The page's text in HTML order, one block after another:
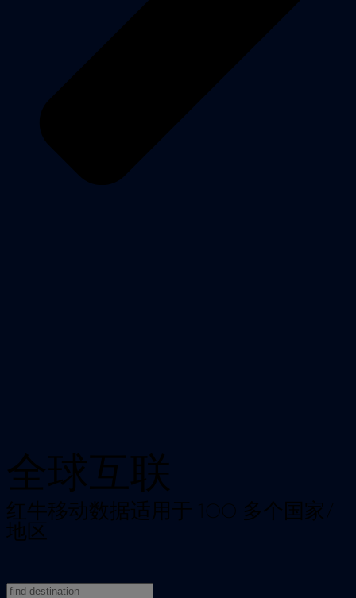
全球互联
红牛移动数据适用于 100 多个国家/
地区